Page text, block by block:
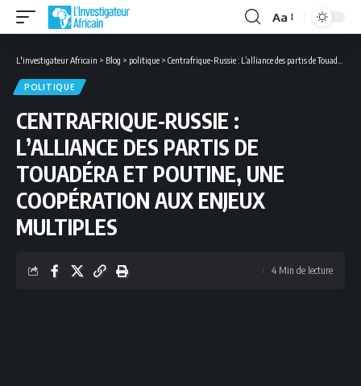
Font
Aa
L'investigateur Africain > Blog > politique > Centrafrique-Russie : L’alliance des partis de Touadéra et Poutine, une coopération aux enjeux multiples
POLITIQUE
CENTRAFRIQUE-RUSSIE :
L’ALLIANCE DES PARTIS DE
TOUADÉRA ET POUTINE, UNE
COOPÉRATION AUX ENJEUX
MULTIPLES
4 Min de lecture